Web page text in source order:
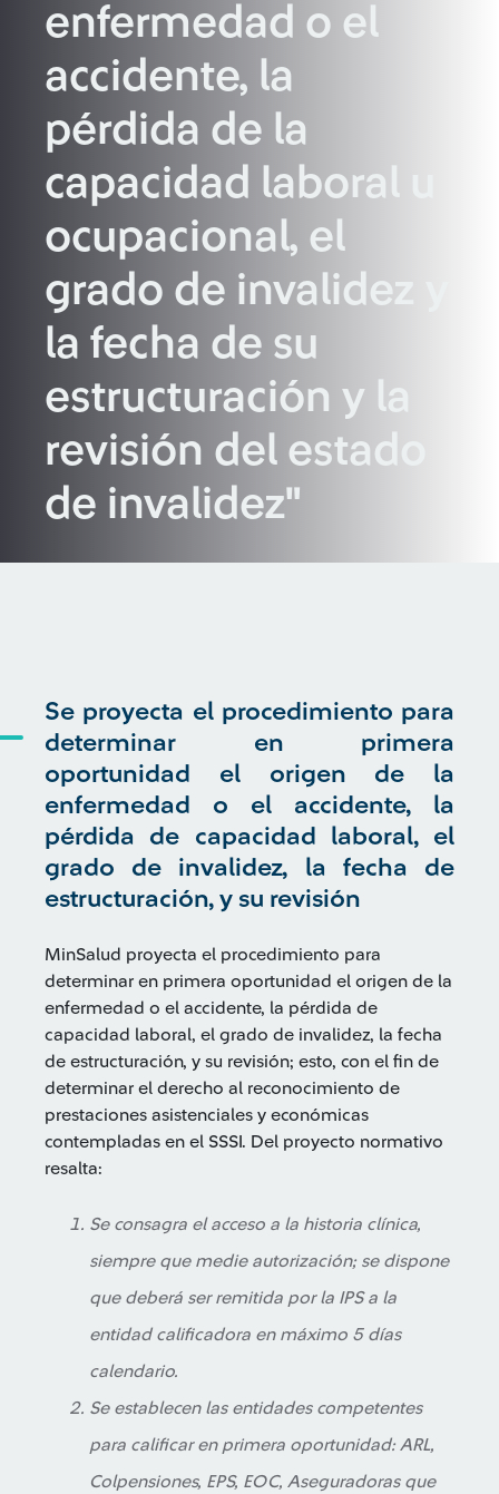
enfermedad o el
accidente, la
pérdida de la
capacidad laboral u
ocupacional, el
grado de invalidez y
la fecha de su
estructuración y la
revisión del estado
de invalidez"
Se proyecta el procedimiento para
determinar en primera
oportunidad el origen de la
enfermedad o el accidente, la
pérdida de capacidad laboral, el
grado de invalidez, la fecha de
estructuración, y su revisión
MinSalud proyecta el procedimiento para
determinar en primera oportunidad el origen de la
enfermedad o el accidente, la pérdida de
capacidad laboral, el grado de invalidez, la fecha
de estructuración, y su revisión; esto, con el fin de
determinar el derecho al reconocimiento de
prestaciones asistenciales y económicas
contempladas en el SSSI. Del proyecto normativo
resalta:
Se consagra el acceso a la historia clínica,
siempre que medie autorización; se dispone
que deberá ser remitida por la IPS a la
entidad calificadora en máximo 5 días
calendario.
Se establecen las entidades competentes
para calificar en primera oportunidad: ARL,
Colpensiones, EPS, EOC, Aseguradoras que